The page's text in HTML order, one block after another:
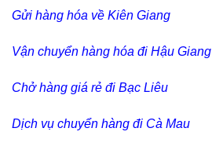
Gửi hàng hóa về Kiên Giang
Vận chuyển hàng hóa đi Hậu Giang
Chở hàng giá rẻ đi Bạc Liêu
Dịch vụ chuyển hàng đi Cà Mau